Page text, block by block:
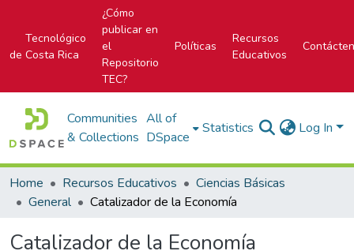
Tecnológico
de Costa Rica
¿Cómo
publicar en
el
Repositorio
TEC?
Políticas
Recursos
Educativos
Communities
& Collections
All of
DSpace
Statistics Log In
Home Recursos Educativos
Ciencias Básicas
General
Catalizador de la Economía
Catalizador de la Economía